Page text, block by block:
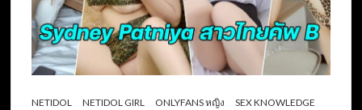
NETIDOL NETIDOL GIRL ONLYFANS หญิง SEX KNOWLEDGE